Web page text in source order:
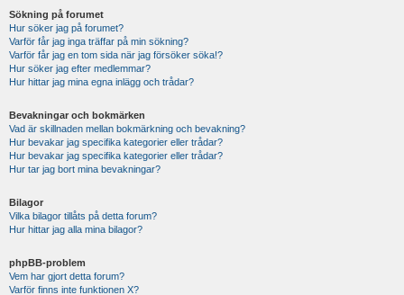
Sökning på forumet
Hur söker jag på forumet?
Varför får jag inga träffar på min sökning?
Varför får jag en tom sida när jag försöker söka!?
Hur söker jag efter medlemmar?
Hur hittar jag mina egna inlägg och trådar?
Bevakningar och bokmärken
Vad är skillnaden mellan bokmärkning och bevakning?
Hur bevakar jag specifika kategorier eller trådar?
Hur bevakar jag specifika kategorier eller trådar?
Hur tar jag bort mina bevakningar?
Bilagor
Vilka bilagor tillåts på detta forum?
Hur hittar jag alla mina bilagor?
phpBB-problem
Vem har gjort detta forum?
Varför finns inte funktionen X?